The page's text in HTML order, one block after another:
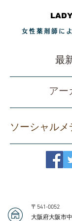
女性薬剤師に
最
アー
ソーシャルメ
〒541-0052
大阪府大阪市